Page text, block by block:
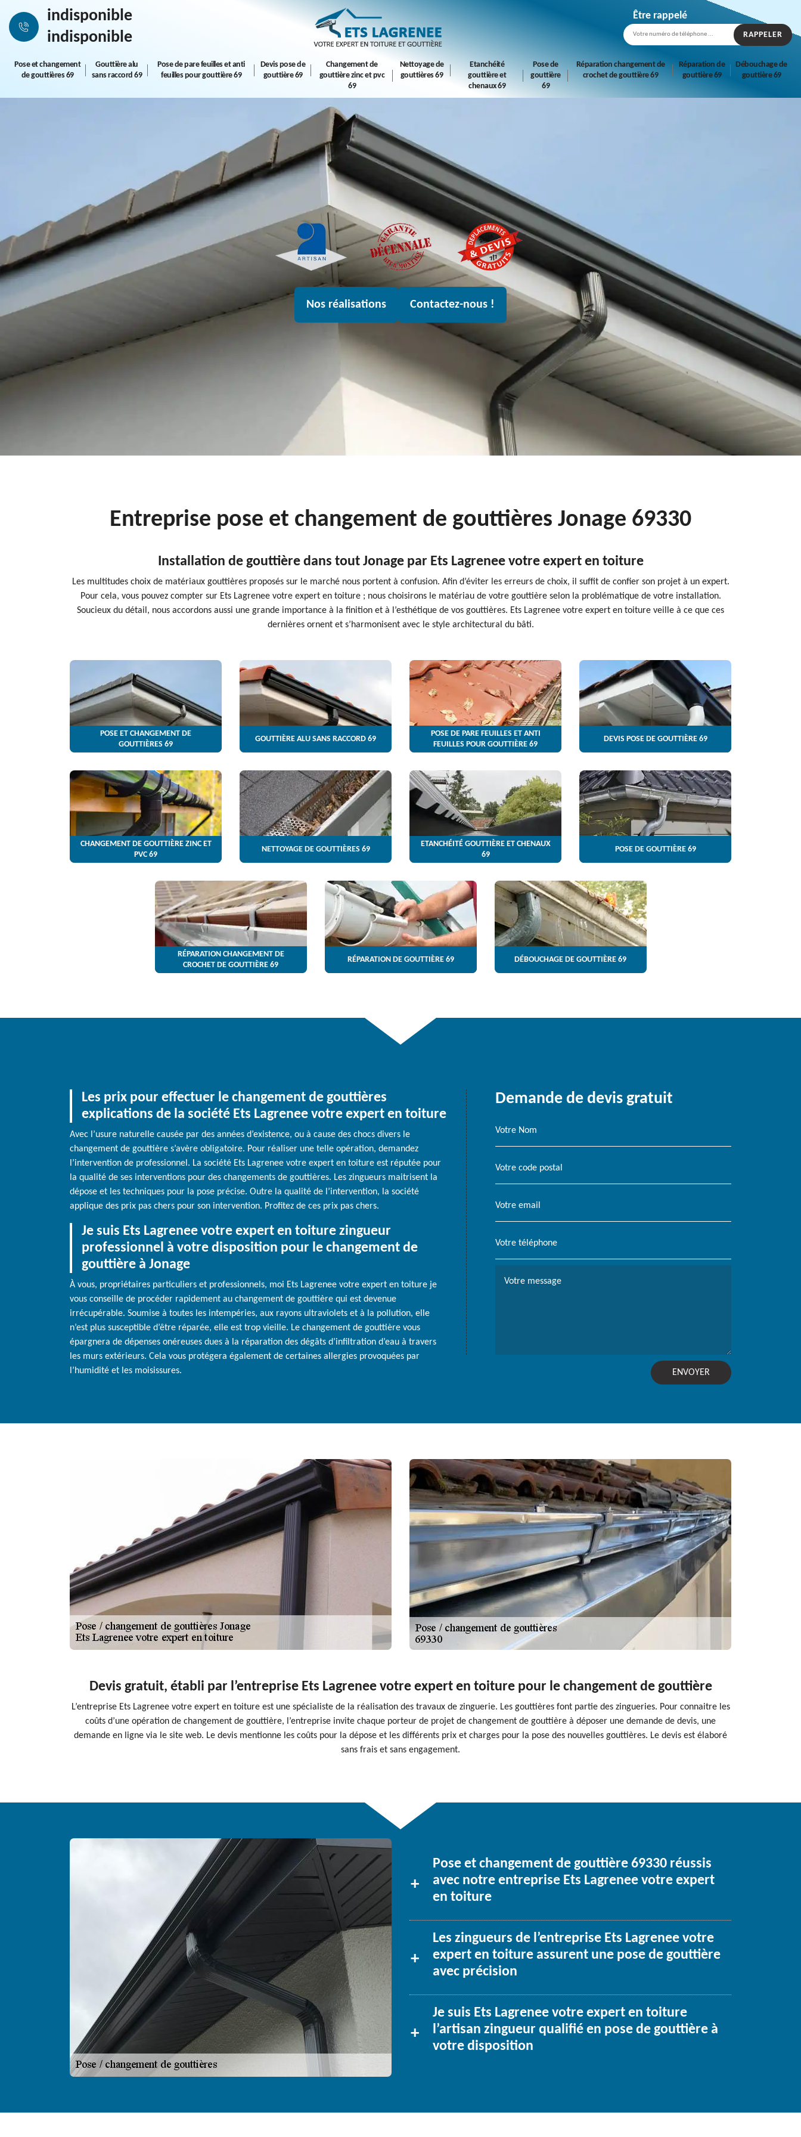
indisponible
indisponible
Être rappelé
Pose et changement
de gouttières 69
Gouttière alu
sans raccord 69
Pose de pare feuilles et anti
feuilles pour gouttière 69
Devis pose de
gouttière 69
Changement de
gouttière zinc et pvc
69
Nettoyage de
gouttières 69
Etanchéité
gouttière et
chenaux 69
Pose de
gouttière
69
Réparation changement de
crochet de gouttière 69
Réparation de
gouttière 69
Débouchage de
gouttière 69
Nos réalisations Contactez-nous !
Entreprise pose et changement de gouttières Jonage 69330
Installation de gouttière dans tout Jonage par Ets Lagrenee votre expert en toiture
Les multitudes choix de matériaux gouttières proposés sur le marché nous portent à confusion. Afin d’éviter les erreurs de choix, il suffit de confier son projet à un expert.
Pour cela, vous pouvez compter sur Ets Lagrenee votre expert en toiture ; nous choisirons le matériau de votre gouttière selon la problématique de votre installation.
Soucieux du détail, nous accordons aussi une grande importance à la finition et à l’esthétique de vos gouttières. Ets Lagrenee votre expert en toiture veille à ce que ces
dernières ornent et s’harmonisent avec le style architectural du bâti.
POSE ET CHANGEMENT DE
GOUTTIÈRES 69
GOUTTIÈRE ALU SANS RACCORD 69
POSE DE PARE FEUILLES ET ANTI
FEUILLES POUR GOUTTIÈRE 69
DEVIS POSE DE GOUTTIÈRE 69
CHANGEMENT DE GOUTTIÈRE ZINC ET
PVC 69
NETTOYAGE DE GOUTTIÈRES 69
ETANCHÉITÉ GOUTTIÈRE ET CHENAUX
69
POSE DE GOUTTIÈRE 69
RÉPARATION CHANGEMENT DE
CROCHET DE GOUTTIÈRE 69
RÉPARATION DE GOUTTIÈRE 69 DÉBOUCHAGE DE GOUTTIÈRE 69
Les prix pour effectuer le changement de gouttières
explications de la société Ets Lagrenee votre expert en toiture
Avec l’usure naturelle causée par des années d’existence, ou à cause des chocs divers le
changement de gouttière s’avère obligatoire. Pour réaliser une telle opération, demandez
l’intervention de professionnel. La société Ets Lagrenee votre expert en toiture est réputée pour
la qualité de ses interventions pour des changements de gouttières. Les zingueurs maitrisent la
dépose et les techniques pour la pose précise. Outre la qualité de l’intervention, la société
applique des prix pas chers pour son intervention. Profitez de ces prix pas chers.
Je suis Ets Lagrenee votre expert en toiture zingueur
professionnel à votre disposition pour le changement de
gouttière à Jonage
À vous, propriétaires particuliers et professionnels, moi Ets Lagrenee votre expert en toiture je
vous conseille de procéder rapidement au changement de gouttière qui est devenue
irrécupérable. Soumise à toutes les intempéries, aux rayons ultraviolets et à la pollution, elle
n’est plus susceptible d’être réparée, elle est trop vieille. Le changement de gouttière vous
épargnera de dépenses onéreuses dues à la réparation des dégâts d’infiltration d’eau à travers
les murs extérieurs. Cela vous protégera également de certaines allergies provoquées par
l’humidité et les moisissures.
Demande de devis gratuit
Devis gratuit, établi par l’entreprise Ets Lagrenee votre expert en toiture pour le changement de gouttière
L’entreprise Ets Lagrenee votre expert en toiture est une spécialiste de la réalisation des travaux de zinguerie. Les gouttières font partie des zingueries. Pour connaitre les
coûts d’une opération de changement de gouttière, l’entreprise invite chaque porteur de projet de changement de gouttière à déposer une demande de devis, une
demande en ligne via le site web. Le devis mentionne les coûts pour la dépose et les différents prix et charges pour la pose des nouvelles gouttières. Le devis est élaboré
sans frais et sans engagement.
Pose et changement de gouttière 69330 réussis
avec notre entreprise Ets Lagrenee votre expert
en toiture
Les zingueurs de l’entreprise Ets Lagrenee votre
expert en toiture assurent une pose de gouttière
avec précision
Je suis Ets Lagrenee votre expert en toiture
l’artisan zingueur qualifié en pose de gouttière à
votre disposition